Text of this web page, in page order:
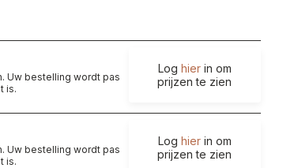
Uw bestelling wordt pas
is.
Log hierin om
prijzen te zien
Uw bestelling wordt pas
is.
Log hierin om
prijzen te zien